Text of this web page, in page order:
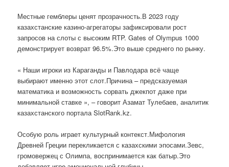
Местные гемблеры ценят прозрачность.В 2023 году
казахстанские казино-агрегаторы зафиксировали рост
запросов на слоты с высоким RTP. Gates of Olympus 1000
демонстрирует возврат 96.5%.Это выше среднего по рынку.
« Наши игроки из Караганды и Павлодара всё чаще
выбирают именно этот слот.Причина – предсказуемая
математика и возможность сорвать джекпот даже при
минимальной ставке », – говорит Азамат Тулебаев, аналитик
казахстанского портала SlotRank.kz.
Особую роль играет культурный контекст.Мифология
Древней Греции перекликается с казахскими эпосами.Зевс,
громовержец с Олимпа, воспринимается как батыр.Это